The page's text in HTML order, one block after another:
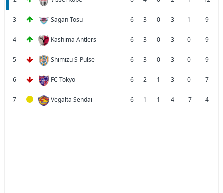
3 Sagan Tosu 6 3 0 3 1 9
4 Kashima Antlers 6 3 0 3 0 9
5 Shimizu S-Pulse 6 3 0 3 0 9
6 FC Tokyo 6 2 1 3 0 7
7 Vegalta Sendai 6 1 1 4 -7 4